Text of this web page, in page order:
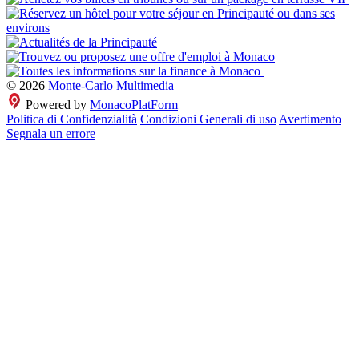
© 2026 Monte-Carlo Multimedia
Powered by MonacoPlatForm
Politica di Confidenzialità Condizioni Generali di uso Avertimento
Segnala un errore